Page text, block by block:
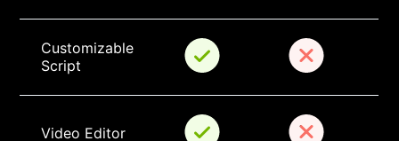
Customizable
Script
Video Editor